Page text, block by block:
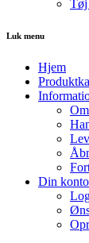
Luk menu
Hjem
Din konto